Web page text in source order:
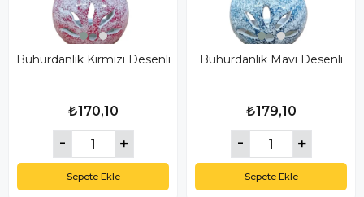
Buhurdanlık Kırmızı Desenli
₺170,10
Sepete Ekle
Buhurdanlık Mavi Desenli
₺179,10
Sepete Ekle